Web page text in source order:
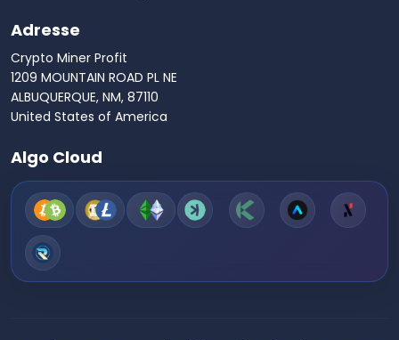
Adresse
Crypto Miner Profit
1209 MOUNTAIN ROAD PL NE
ALBUQUERQUE, NM, 87110
United States of America
Algo Cloud